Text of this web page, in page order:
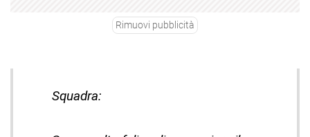
Rimuovi pubblicità
Squadra: